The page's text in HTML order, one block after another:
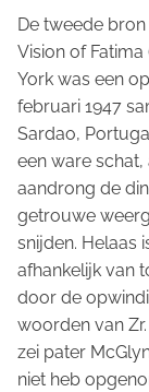
De tweede
Vision of Fatima
York was een
februari 1947
Sardao,
een ware schat,
aandrong de
getrouwe
snijden. Helaas
afhankelijk van
door de
woorden van
zei pater
niet heb